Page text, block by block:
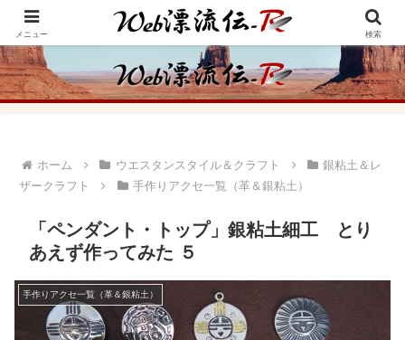
アメリカ・インディアンの思想・生き方からの学びをメインに、趣味や経験則
からの情報を発信
ホーム ウエスタンスタイル＆クラフト
銀粘土＆レ
ザークラフト
手作りアクセ一覧（革＆銀粘土）
「ペンダント・トップ」銀粘土細工 とり
あえず作ってみた ５
手作りアクセ一覧（革＆銀粘土）
メニュー 検索